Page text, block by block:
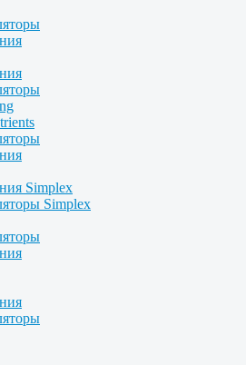
Simplex
Simplex